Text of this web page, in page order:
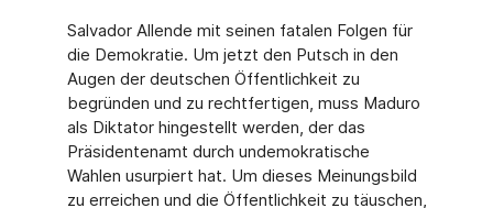
Salvador Allende mit seinen fatalen Folgen für
die Demokratie. Um jetzt den Putsch in den
Augen der deutschen Öffentlichkeit zu
begründen und zu rechtfertigen, muss Maduro
als Diktator hingestellt werden, der das
Präsidentenamt durch undemokratische
Wahlen usurpiert hat. Um dieses Meinungsbild
zu erreichen und die Öffentlichkeit zu täuschen,